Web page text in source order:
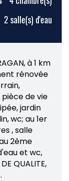
2 salle(s) d'eau
à 1 km
rénovée
de vie
jardin
wc; au 1er
, salle
2ème
et wc,
QUALITE,